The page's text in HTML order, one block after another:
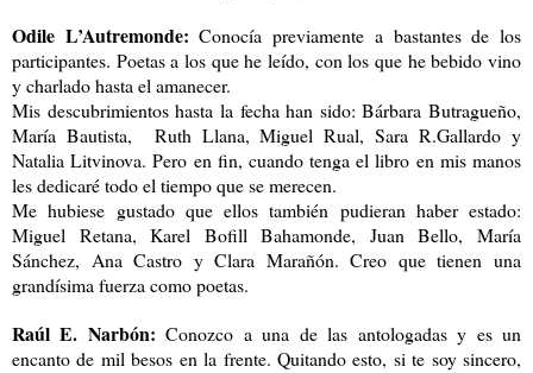
Odile L’Autremonde: Conocía previamente a bastantes de los
participantes. Poetas a los que he leído, con los que he bebido vino
y charlado hasta el amanecer.
Mis descubrimientos hasta la fecha han sido: Bárbara Butragueño,
María Bautista, Ruth Llana, Miguel Rual, Sara R.Gallardo y
Natalia Litvinova. Pero en fin, cuando tenga el libro en mis manos
les dedicaré todo el tiempo que se merecen.
Me hubiese gustado que ellos también pudieran haber estado:
Miguel Retana, Karel Bofill Bahamonde, Juan Bello, María
Sánchez, Ana Castro y Clara Marañón. Creo que tienen una
grandísima fuerza como poetas.
Raúl E. Narbón: Conozco a una de las antologadas y es un
encanto de mil besos en la frente. Quitando esto, si te soy sincero,